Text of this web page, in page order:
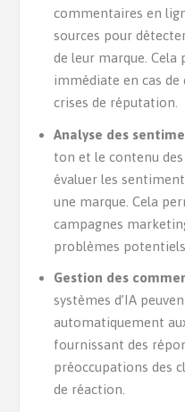
commentaires en
sources pour
de leur marque.
immédiate en cas
crises de réputation.
Analyse des
ton et le contenu
évaluer les
une marque. Cela
campagnes
problèmes potentiels.
Gestion des
systèmes d’IA
automatiquement
fournissant des
préoccupations des
de réaction.